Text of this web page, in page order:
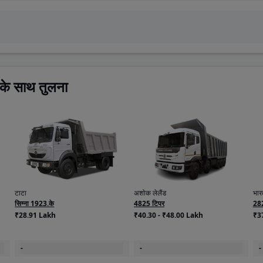
साथ तुलना
टाटा
सिग्ना 1923.के
₹28.91 Lakh
-
अशोक लेलैंड
4825 टिपर
₹40.30 - ₹48.00 Lakh
- -